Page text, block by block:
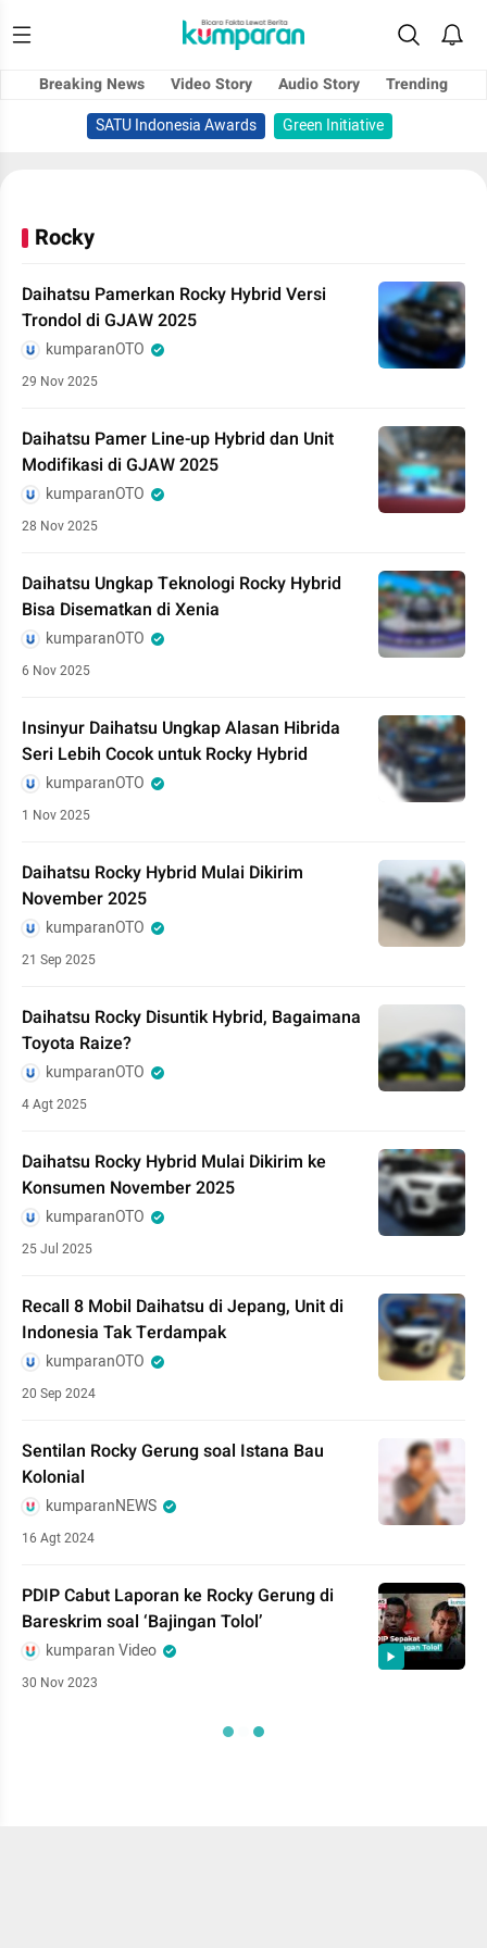
Breaking News Video Story Audio Story
Trending
SATU Indonesia Awards
Green Initiative
Rocky
Daihatsu Pamerkan Rocky Hybrid Versi
Trondol di GJAW 2025
kumparanOTO
29 Nov 2025
Daihatsu Pamer Line-up Hybrid dan Unit
Modifikasi di GJAW 2025
kumparanOTO
28 Nov 2025
Daihatsu Ungkap Teknologi Rocky Hybrid
Bisa Disematkan di Xenia
kumparanOTO
6 Nov 2025
Insinyur Daihatsu Ungkap Alasan Hibrida
Seri Lebih Cocok untuk Rocky Hybrid
kumparanOTO
1 Nov 2025
Daihatsu Rocky Hybrid Mulai Dikirim
November 2025
kumparanOTO
21 Sep 2025
Daihatsu Rocky Disuntik Hybrid, Bagaimana
Toyota Raize?
kumparanOTO
4 Agt 2025
Daihatsu Rocky Hybrid Mulai Dikirim ke
Konsumen November 2025
kumparanOTO
25 Jul 2025
Recall 8 Mobil Daihatsu di Jepang, Unit di
Indonesia Tak Terdampak
kumparanOTO
20 Sep 2024
Sentilan Rocky Gerung soal Istana Bau
Kolonial
kumparanNEWS
16 Agt 2024
PDIP Cabut Laporan ke Rocky Gerung di
Bareskrim soal ‘Bajingan Tolol’
kumparan Video
30 Nov 2023